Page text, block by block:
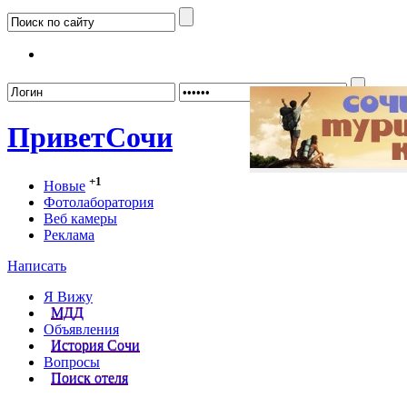
ПриветСочи
Новые +1
Фотолаборатория
Веб камеры
Реклама
Написать
Я Вижу
МДД
Объявления
История Сочи
Вопросы
Поиск отеля